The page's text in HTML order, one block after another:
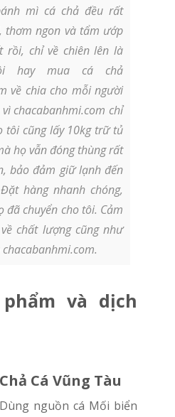
mì cá chả đều rất
thơm ngon và tẩm ướp
rồi, chỉ về chiên lên là
hay mua cá chả
về chia cho mỗi người
chacabanhmi.com chỉ
tôi cũng lấy 10kg trữ tủ
họ vẫn đóng thùng rất
bảo đảm giữ lạnh đến
hàng nhanh chóng,
đã chuyển cho tôi. Cảm
chất lượng cũng như
và dịch
Chả Cá Vũng Tàu
Dùng nguồn cá Mối biển